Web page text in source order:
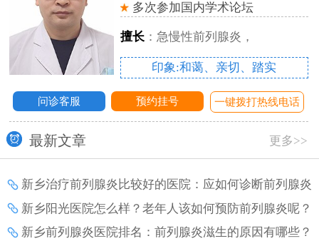
多次参加国内学术论坛
擅长：急慢性前列腺炎，
印象:和蔼、亲切、踏实
问诊客服 预约挂号 一键拨打热线电话
最新文章 更多>>
新乡治疗前列腺炎比较好的医院：应如何诊断前列腺炎
增生？
新乡阳光医院怎么样？老年人该如何预防前列腺炎呢？
新乡前列腺炎医院排名：前列腺炎滋生的原因有哪些？